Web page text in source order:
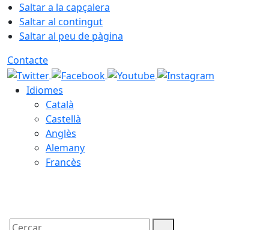
Saltar a la capçalera
Saltar al contingut
Saltar al peu de pàgina
Contacte
Idiomes
Català
Castellà
Anglès
Alemany
Francès